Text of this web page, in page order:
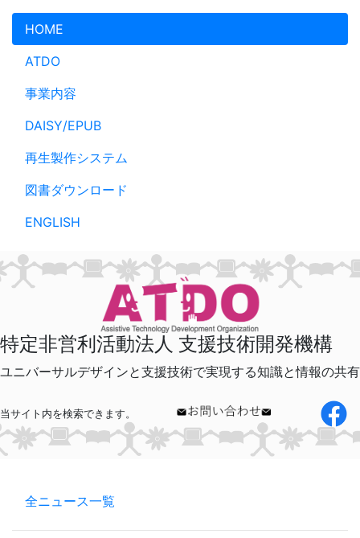
メインコンテンツへスキップ
HOME
ATDO
事業内容
DAISY/EPUB
再生製作システム
図書ダウンロード
ENGLISH
特定非営利活動法人 支援技術開発機構
ユニバーサルデザインと支援技術で実現する知識と情報の共有
当サイト内を検索できます。
全ニュース一覧